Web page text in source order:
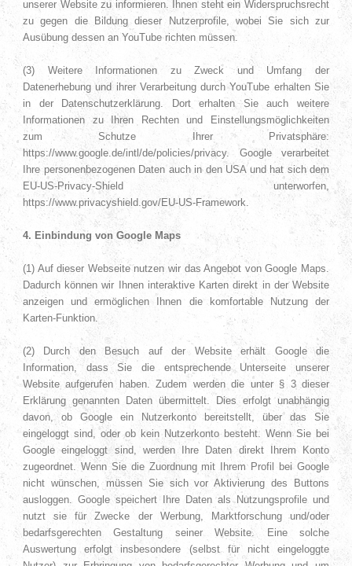
unserer Website zu informieren. Ihnen steht ein Widerspruchsrecht
zu gegen die Bildung dieser Nutzerprofile, wobei Sie sich zur
Ausübung dessen an YouTube richten müssen.
(3) Weitere Informationen zu Zweck und Umfang der
Datenerhebung und ihrer Verarbeitung durch YouTube erhalten Sie
in der Datenschutzerklärung. Dort erhalten Sie auch weitere
Informationen zu Ihren Rechten und Einstellungsmöglichkeiten
zum Schutze Ihrer Privatsphäre:
https://www.google.de/intl/de/policies/privacy. Google verarbeitet
Ihre personenbezogenen Daten auch in den USA und hat sich dem
EU-US-Privacy-Shield unterworfen,
https://www.privacyshield.gov/EU-US-Framework.
4. Einbindung von Google Maps
(1) Auf dieser Webseite nutzen wir das Angebot von Google Maps.
Dadurch können wir Ihnen interaktive Karten direkt in der Website
anzeigen und ermöglichen Ihnen die komfortable Nutzung der
Karten-Funktion.
(2) Durch den Besuch auf der Website erhält Google die
Information, dass Sie die entsprechende Unterseite unserer
Website aufgerufen haben. Zudem werden die unter § 3 dieser
Erklärung genannten Daten übermittelt. Dies erfolgt unabhängig
davon, ob Google ein Nutzerkonto bereitstellt, über das Sie
eingeloggt sind, oder ob kein Nutzerkonto besteht. Wenn Sie bei
Google eingeloggt sind, werden Ihre Daten direkt Ihrem Konto
zugeordnet. Wenn Sie die Zuordnung mit Ihrem Profil bei Google
nicht wünschen, müssen Sie sich vor Aktivierung des Buttons
ausloggen. Google speichert Ihre Daten als Nutzungsprofile und
nutzt sie für Zwecke der Werbung, Marktforschung und/oder
bedarfsgerechten Gestaltung seiner Website. Eine solche
Auswertung erfolgt insbesondere (selbst für nicht eingeloggte